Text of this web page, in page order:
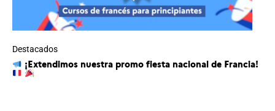
Destacados
¡Extendimos nuestra promo fiesta nacional de Francia!